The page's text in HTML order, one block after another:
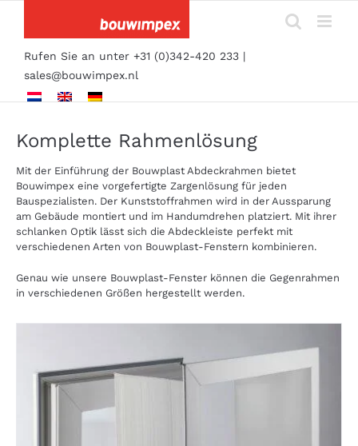
content
Rufen Sie an unter +31 (0)342-420 233 |
sales@bouwimpex.nl
Komplette Rahmenlösung
Mit der Einführung der Bouwplast Abdeckrahmen bietet
Bouwimpex eine vorgefertigte Zargenlösung für jeden
Bauspezialisten. Der Kunststoffrahmen wird in der Aussparung
am Gebäude montiert und im Handumdrehen platziert. Mit ihrer
schlanken Optik lässt sich die Abdeckleiste perfekt mit
verschiedenen Arten von Bouwplast-Fenstern kombinieren.
Genau wie unsere Bouwplast-Fenster können die Gegenrahmen
in verschiedenen Größen hergestellt werden.